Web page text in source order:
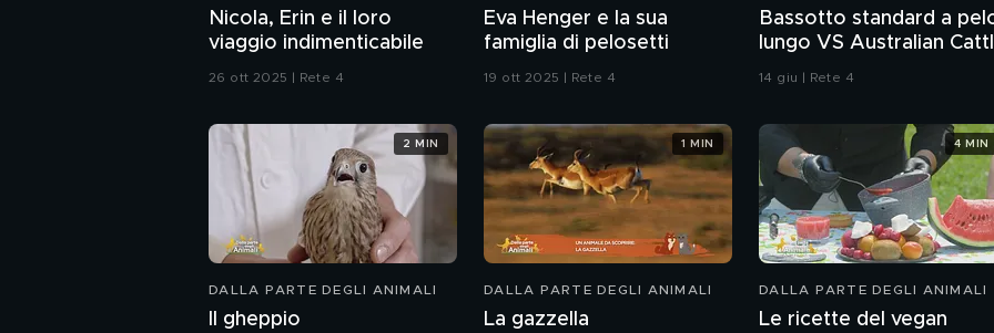
Nicola, Erin e il loro
viaggio indimenticabile
26 ott 2025 | Rete 4
Eva Henger e la sua
famiglia di pelosetti
19 ott 2025 | Rete 4
Bassotto standard a
lungo VS Australian
14 giu | Rete 4
DALLA PARTE DEGLI ANIMALI
Il gheppio
2 MIN
DALLA PARTE DEGLI ANIMALI
La gazzella
1 MIN
DALLA PARTE DEGLI ANIMALI
Le ricette del vegan
4 MIN